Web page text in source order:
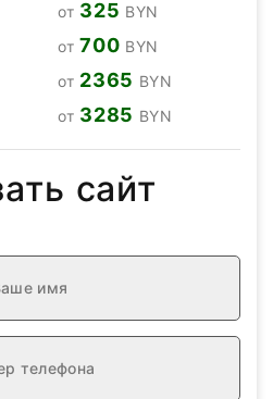
от 325 BYN
от700 BYN
от 2365 BYN
от 3285 BYN
сайт